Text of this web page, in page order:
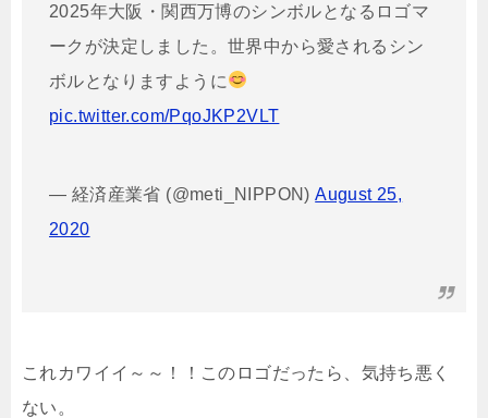
2025年大阪・関西万博のシンボルとなるロゴマ
ークが決定しました。世界中から愛されるシン
ボルとなりますように
pic.twitter.com/PqoJKP2VLT
— 経済産業省 (@meti_NIPPON)August 25,
2020
これカワイイ～～！！このロゴだったら、気持ち悪く
ない。